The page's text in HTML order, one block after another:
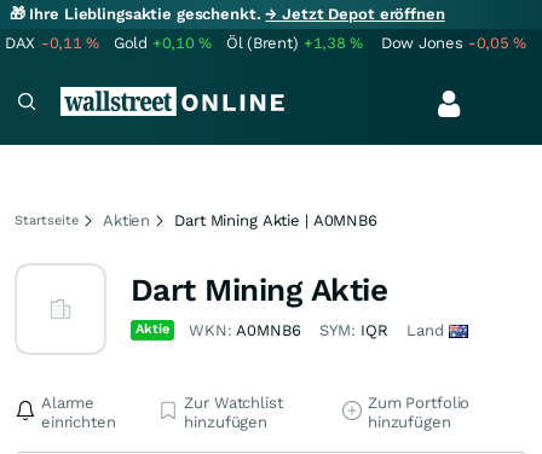
🎁 Ihre Lieblingsaktie geschenkt.→ Jetzt Depot eröffnen
DAX -0,11% Gold +0,10% Öl (Brent) +1,38% Dow Jones -0,05%
Startseite Aktien Dart Mining Aktie | A0MNB6
Dart Mining Aktie
Aktie WKN:A0MNB6 SYM: IQR Land
Alarme
einrichten
Zur Watchlist
hinzufügen
Zum Portfolio
hinzufügen